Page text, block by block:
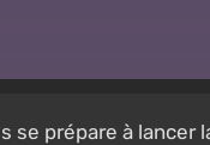
se prépare à lancer